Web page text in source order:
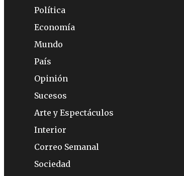
Política
Economía
Mundo
País
Opinión
Sucesos
Arte y Espectáculos
Interior
Correo Semanal
Sociedad